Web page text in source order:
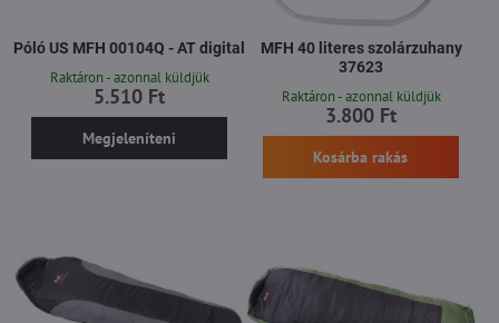
Póló US MFH 00104Q - AT digital
Raktáron - azonnal küldjük
5.510 Ft
Megjeleníteni
MFH 40 literes szolárzuhany
37623
Raktáron - azonnal küldjük
3.800 Ft
Kosárba rakás